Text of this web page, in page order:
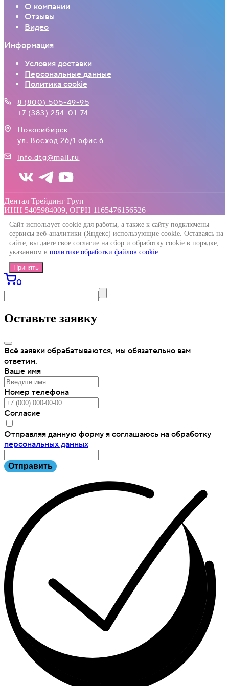
О компании
Отзывы
Видео
Информация
Условия доставки
Персональные данные
Политика cookie
8 (800) 505-49-95
+7 (383) 254-01-74
Новосибирск
ул. Восход 26/1 офис 6
info.dtg@mail.ru
Дентал Трейдинг Груп
ИНН 5405984009, ОГРН 1165476156526
Сайт использует cookie для работы, а также к сайту подключены
сервисы веб-аналитики (Яндекс) использующие cookie. Оставаясь на
сайте, вы даёте свое согласие на сбор и обработку cookie в порядке,
указанном в политике обработки файлов cookie
Принять
0
Оставьте заявку
Всё заявки обрабатываются, мы обязательно вам
ответим.
Ваше имя
Номер телефона
Согласие
Отправляя данную форму я соглашаюсь на обработку
персональных данных
Отправить